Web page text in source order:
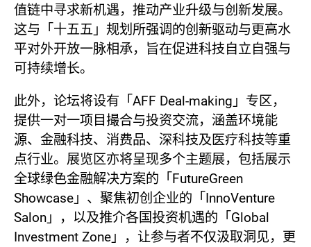
值链中寻求新机遇，推动产业升级与创新发展。
这与「十五五」规划所强调的创新驱动与更高水
平对外开放一脉相承，旨在促进科技自立自强与
可持续增长。
此外，论坛将设有「AFF Deal-making」专区，
提供一对一项目撮合与投资交流，涵盖环境能
源、金融科技、消费品、深科技及医疗科技等重
点行业。展览区亦将呈现多个主题展，包括展示
全球绿色金融解决方案的「FutureGreen
Showcase」、聚焦初创企业的「InnoVenture
Salon」，以及推介各国投资机遇的「Global
Investment Zone」，让参与者不仅汲取洞见，更